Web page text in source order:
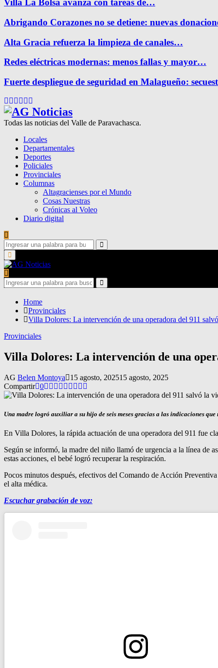
Villa La Bolsa avanza con tareas de…
Abrigando Corazones no se detiene: nuevas
Alta Gracia refuerza la limpieza de canales…
Redes eléctricas modernas: menos fallas y mayor…
Fuerte despliegue de seguridad en Malagueño:
Facebook
Twitter
Instagram
Pinterest
Google
Todas las noticias del Valle de Paravachasca.
Locales
Departamentales
Deportes
Policiales
Provinciales
Columnas
Altagracienses por el Mundo
Cosas Nuestras
Crónicas al Voleo
Diario digital
Search
for:
Search
Primary
Menu
Search
for:
Search
Home
Provinciales
Villa Dolores: La intervención de una operadora del 911
Provinciales
Villa Dolores: La intervención de una
AG Belen Montoya 15 agosto, 202515 agosto, 2025
Compartir 0
Una madre logró auxiliar a su hijo de seis meses gracias a las indicaciones
En Villa Dolores, la rápida actuación de una operadora del 911 fue
Según se informó, la madre del niño llamó de urgencia a la línea de
estas acciones, el bebé logró recuperar la respiración.
Pocos minutos después, efectivos del Comando de Acción
el alta médica.
Escuchar grabación de voz: